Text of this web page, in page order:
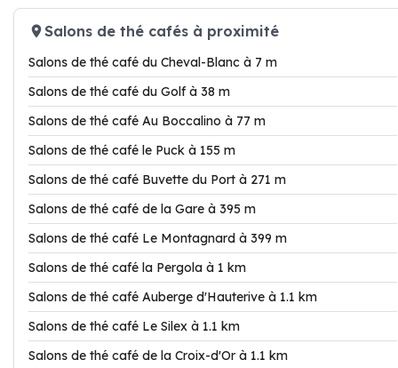
Salons de thé cafés à proximité
Salons de thé café du Cheval-Blanc à 7 m
Salons de thé café du Golf à 38 m
Salons de thé café Au Boccalino à 77 m
Salons de thé café le Puck à 155 m
Salons de thé café Buvette du Port à 271 m
Salons de thé café de la Gare à 395 m
Salons de thé café Le Montagnard à 399 m
Salons de thé café la Pergola à 1 km
Salons de thé café Auberge d'Hauterive à 1.1 km
Salons de thé café Le Silex à 1.1 km
Salons de thé café de la Croix-d'Or à 1.1 km